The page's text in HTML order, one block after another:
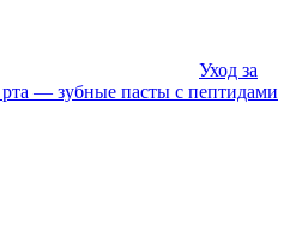
Уход за
— зубные пасты с пептидами